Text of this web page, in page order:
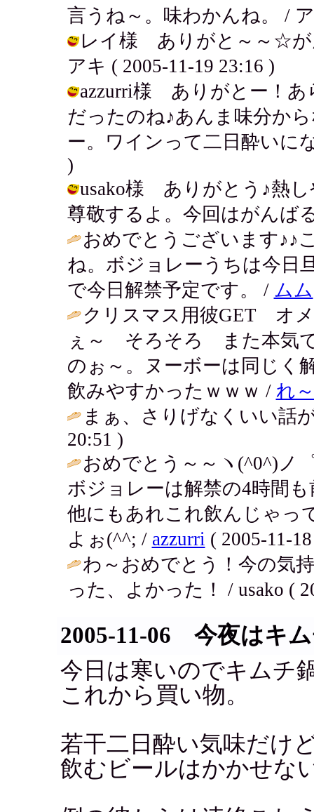
言うね～。味わかんね。 /
レイ様 ありがと～～☆が
アキ ( 2005-11-19 23:16 )
azzurri様 ありがとー！あ
だったのね♪あんま味分か
ー。ワインって二日酔いに
)
usako様 ありがとう♪熱
尊敬するよ。今回はがんば
おめでとうございます♪♪
ね。ボジョレーうちは今日
で今日解禁予定です。 / ムム
クリスマス用彼GET オ
ぇ～ そろそろ また本気
のぉ～。ヌーボーは同じく
飲みやすかったｗｗｗ / れ
まぁ、さりげなくいい話
20:51 )
おめでとう～～ヽ(^0^)
ボジョレーは解禁の4時間
他にもあれこれ飲んじゃっ
よぉ(^^; / azzurri ( 2005-11-
わ～おめでとう！今の気
った、よかった！ / usako (
2005-11-06 今夜はキ
今日は寒いのでキムチ
これから買い物。
若干二日酔い気味だけ
飲むビールはかかせな